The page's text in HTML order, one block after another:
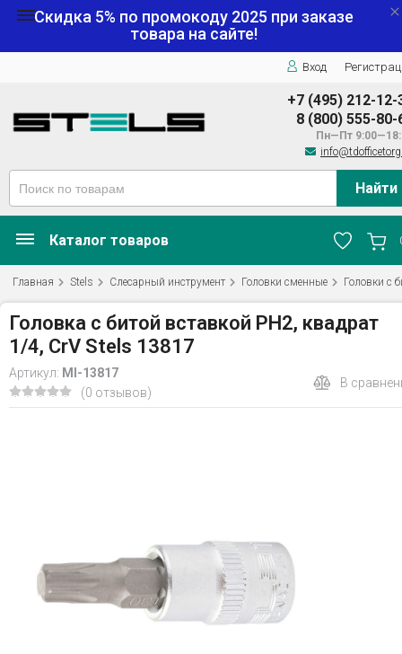
Скидка 5% по промокоду 2025 при заказе
товара на сайте!
Вход
+7 (495) 212-12-
8 (800) 555-80-
Пн—Пт
Найти
Каталог товаров
Главная Stels Слесарный инструмент Головки сменные Головки с
Головка с битой вставкой PH2, квадрат
1/4, CrV Stels 13817
Артикул: MI-13817
(0 отзывов)
В